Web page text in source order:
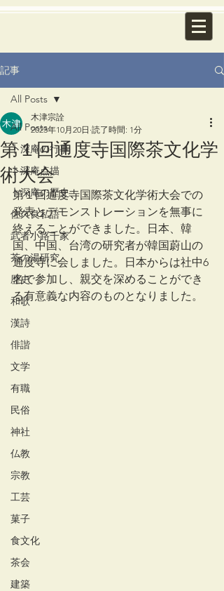
記事
All Posts
卜深庵の行事
卜深庵点描
卜深庵の歴史
佐久良私語
武者小路千家
茶の湯研究
歴史
和歌
漢詩
俳諧
文学
有職
民俗
神社
仏教
宗教
工芸
菓子
食文化
茶会
建築
All Posts
第１回通度寺国際茶文化学
術大会
木津宗詮
2023年10月20日 読了時間: 1分
第１回通度寺国際茶文化学術大会での
発表とデモンストレーションを無事に
終えることができました。日本、韓
国、中国、台湾の研究者が韓国蔚山の
通度寺に会しました。日本からは社中6
名で参加し、親交を深めることができ
る有意義な内容のものとなりました。